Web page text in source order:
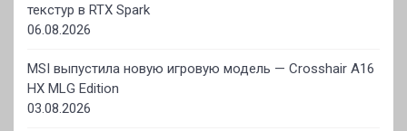
текстур в RTX Spark
06.08.2026
MSI выпустила новую игровую модель — Crosshair A16
HX MLG Edition
03.08.2026